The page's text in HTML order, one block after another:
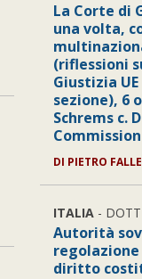
La Corte di
una volta,
(riflessioni
Giustizia
sezione), 6
Schrems c.
DI PIETRO
ITALIA -
Autorità
diritto